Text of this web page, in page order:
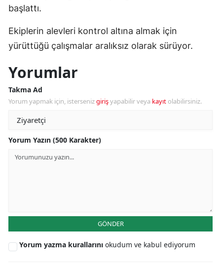
başlattı.
Ekiplerin alevleri kontrol altına almak için
yürüttüğü çalışmalar aralıksız olarak sürüyor.
Yorumlar
Takma Ad
Yorum yapmak için, istersenizgirişyapabilir veya kayıt olabilirsiniz.
Yorum Yazın (500 Karakter)
GÖNDER
Yorum yazma kurallarını okudum ve kabul ediyorum